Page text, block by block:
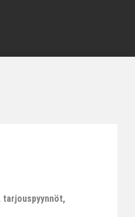
tarjouspyynnöt,